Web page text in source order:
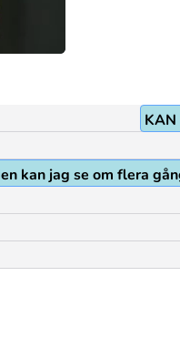
KAN
kan jag se om flera